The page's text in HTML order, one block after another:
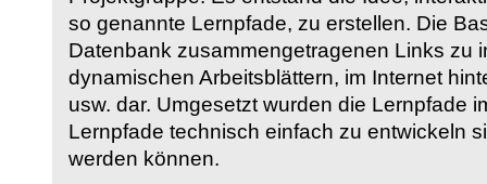
so genannte Lernpfade, zu erstellen. Die
Datenbank zusammengetragenen Links zu
dynamischen Arbeitsblättern, im Internet
usw. dar. Umgesetzt wurden die Lernpfade
Lernpfade technisch einfach zu entwickeln
werden können.